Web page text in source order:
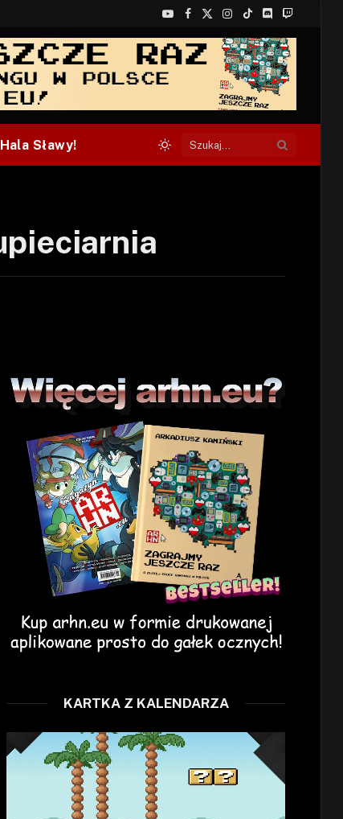
YouTube
Facebook
X
(Twitter)
Instagram
TikTokDiscordTwitch
Hala Sławy!
KARTKA Z KALENDARZA